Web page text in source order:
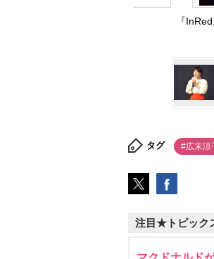
『
タグ #広末涼
注目★トピック